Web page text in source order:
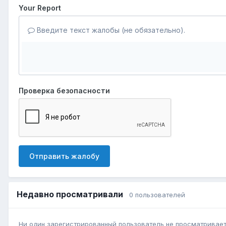
Your Report
Введите текст жалобы (не обязательно).
Проверка безопасности
Отправить жалобу
Недавно просматривали 0 пользователей
Ни один зарегистрированный пользователь не